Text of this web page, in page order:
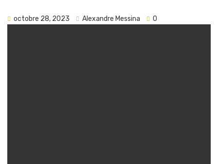
octobre 28, 2023 Alexandre Messina 0